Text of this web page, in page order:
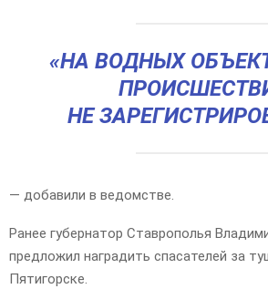
«НА ВОДНЫХ
НЕ
— добавили в ведомстве.
Ранее губернатор Ставрополья
предложил наградить спасателей за
Пятигорске.